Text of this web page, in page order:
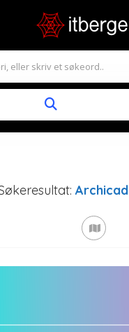
Archicad